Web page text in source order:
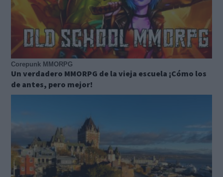
Corepunk MMORPG
Un verdadero MMORPG de la vieja escuela ¡Cómo los
de antes, pero mejor!